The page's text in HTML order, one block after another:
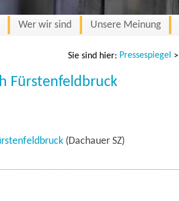
Wer wir sind Unsere Meinung
Sie sind hier: Pressespiegel >
Fürstenfeldbruck
(Dachauer SZ)